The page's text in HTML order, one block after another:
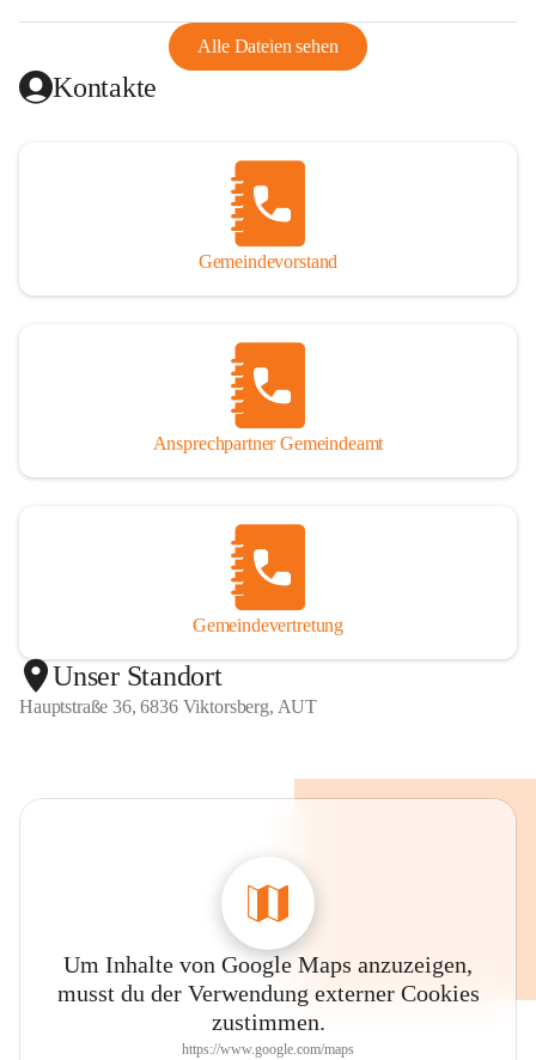
Alle Dateien sehen
Kontakte
Gemeindevorstand
Ansprechpartner Gemeindeamt
Gemeindevertretung
Unser Standort
Hauptstraße 36, 6836 Viktorsberg, AUT
Um Inhalte von Google Maps anzuzeigen,
musst du der Verwendung externer Cookies
zustimmen.
https://www.google.com/maps